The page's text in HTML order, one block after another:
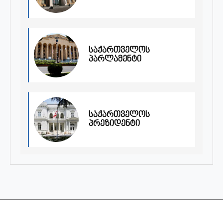
საქართველოს
პარლამენტი
საქართველოს
პრეზიდენტი